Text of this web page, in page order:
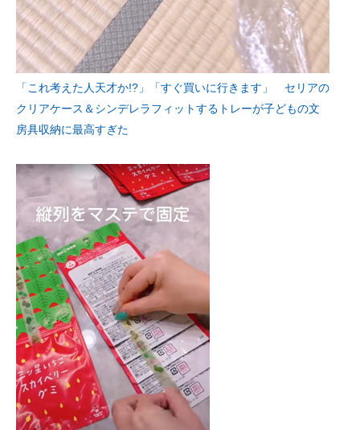
「これ考えた人天才か!?」「すぐ買いに行きます」 セリアの
クリアケース＆シンデレラフィットするトレーが子どもの文
房具収納に最高すぎた